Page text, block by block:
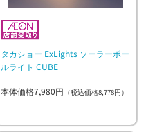
タカショー ExLights ソーラーポー
ルライト CUBE
本体価格7,980円 （税込価格8,778円）